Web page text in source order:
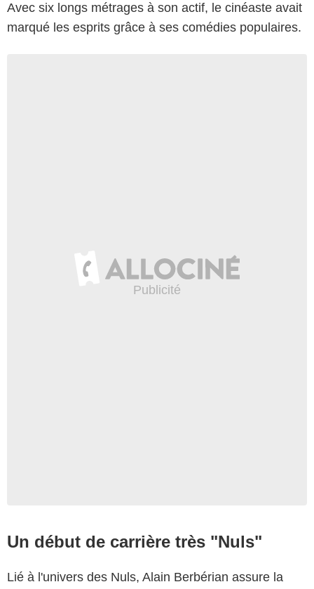
Avec six longs métrages à son actif, le cinéaste avait
marqué les esprits grâce à ses comédies populaires.
Un début de carrière très "Nuls"
Lié à l'univers des Nuls, Alain Berbérian assure la